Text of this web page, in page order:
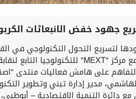
جهود خفض الانبعاثات
تماشياً مع جهودها لتسريع التحول
على هامش فعاليات منتدى